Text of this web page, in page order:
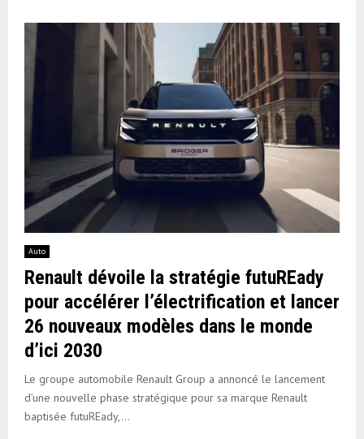
Auto
Renault dévoile la stratégie futuREady
pour accélérer l’électrification et lancer
26 nouveaux modèles dans le monde
d’ici 2030
Le groupe automobile Renault Group a annoncé le lancement
d’une nouvelle phase stratégique pour sa marque Renault
baptisée futuREady,...